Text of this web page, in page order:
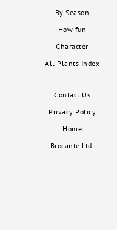
By Season
How fun
Character
All Plants Index
Contact Us
Privacy Policy
Home
Brocante Ltd.